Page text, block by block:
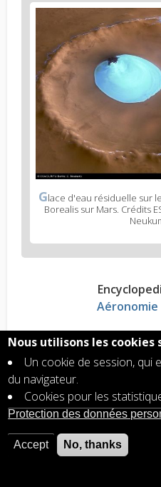
Glace d'eau résiduelle sur
Borealis sur Mars. Crédits
Read
Mars, principales
Mars: Y a-t-il (eu)
Aéronomie
Nous utilisons les cookies
Un cookie de session, qui
du navigateur.
Cookies pour les
Protection des données
Accept No, thanks